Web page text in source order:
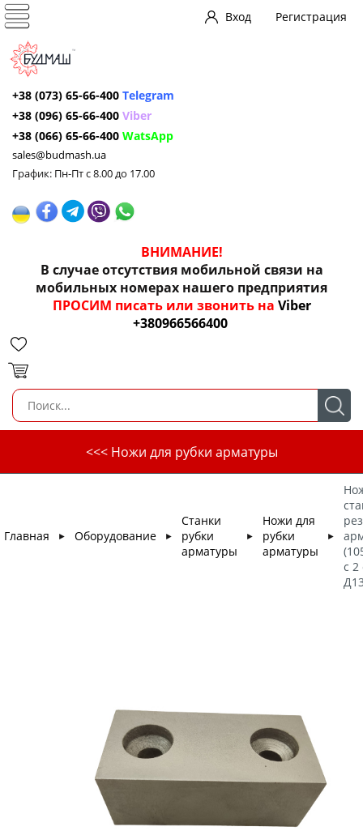
Вход Регистрация
+38 (073) 65-66-400 Telegram
+38 (096) 65-66-400 Viber
+38 (066) 65-66-400 WatsApp
sales@budmash.ua
График: Пн-Пт с 8.00 до 17.00
ВНИМАНИЕ!
В случае отсутствия мобильной связи на
мобильных номерах нашего предприятия
ПРОСИМ писать или звонить на Viber
+380966566400
<<< Ножи для рубки арматуры
Главная ► Оборудование ►
Станки
рубки
арматуры
►
Ножи для
рубки
арматуры
►
с 2